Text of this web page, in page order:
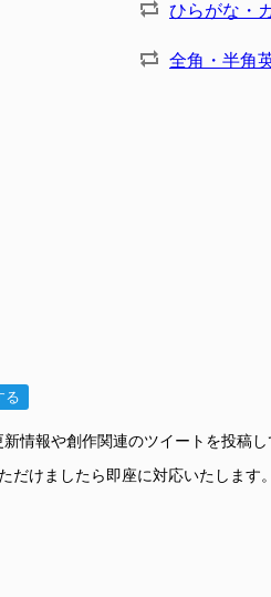
ひらがな・
全角・半角
る
情報や創作関連のツイートを投稿し
だけましたら即座に対応いたします